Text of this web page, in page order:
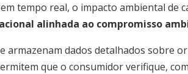
tempo real, o impacto ambiental de
alinhada ao compromisso
armazenam dados detalhados sobre
que o consumidor verifique,